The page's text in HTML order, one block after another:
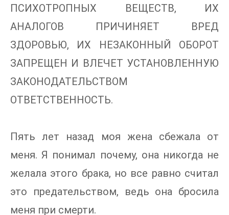
ПСИХОТРОПНЫХ ВЕЩЕСТВ, ИХ
АНАЛОГОВ ПРИЧИНЯЕТ ВРЕД
ЗДОРОВЬЮ, ИХ НЕЗАКОННЫЙ ОБОРОТ
ЗАПРЕЩЕН И ВЛЕЧЕТ УСТАНОВЛЕННУЮ
ЗАКОНОДАТЕЛЬСТВОМ
ОТВЕТСТВЕННОСТЬ.
Пять лет назад моя жена сбежала от
меня. Я понимал почему, она никогда не
желала этого брака, но все равно считал
это предательством, ведь она бросила
меня при смерти.